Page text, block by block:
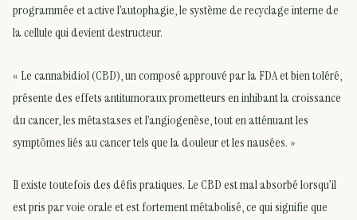
programmée et active l’autophagie, le système de recyclage interne de
la cellule qui devient destructeur.
« Le cannabidiol (CBD), un composé approuvé par la FDA et bien toléré,
présente des effets antitumoraux prometteurs en inhibant la croissance
du cancer, les métastases et l’angiogenèse, tout en atténuant les
symptômes liés au cancer tels que la douleur et les nausées. »
Il existe toutefois des défis pratiques. Le CBD est mal absorbé lorsqu’il
est pris par voie orale et est fortement métabolisé, ce qui signifie que